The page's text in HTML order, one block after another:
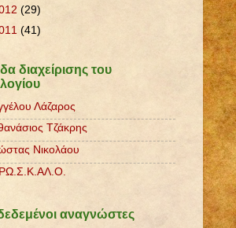
(29)
(41)
διαχείρισης του
Λάζαρος
Τζάκρης
Νικολάου
αναγνώστες